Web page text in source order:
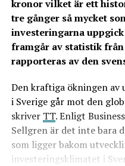
kronor vilket är ett
tre gånger så mycket
investeringarna
framgår av statistik från
rapporteras av den
Den kraftiga ökningen
i Sverige går mot den
skriver TT. Enligt
Sellgren är det inte bara
som ligger bakom
investeringsklimatet i